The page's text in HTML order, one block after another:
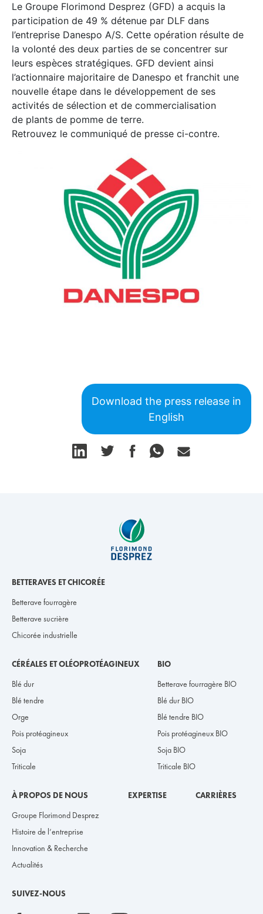
Le Groupe Florimond Desprez (GFD) a acquis la
participation de 49 % détenue par DLF dans
l’entreprise Danespo A/S. Cette opération résulte de
la volonté des deux parties de se concentrer sur
leurs espèces stratégiques. GFD devient ainsi
l’actionnaire majoritaire de Danespo et franchit une
nouvelle étape dans le développement de ses
activités de sélection et de commercialisation
de plants de pomme de terre.
Retrouvez le communiqué de presse ci-contre.
Download the press release in
English
BETTERAVES ET CHICORÉE
Betterave fourragère
Betterave sucrière
Chicorée industrielle
CÉRÉALES ET OLÉOPROTÉAGINEUX
Blé dur
Blé tendre
Orge
Pois protéagineux
Soja
Triticale
BIO
Betterave fourragère BIO
Blé dur BIO
Blé tendre BIO
Pois protéagineux BIO
Soja BIO
Triticale BIO
À PROPOS DE NOUS
Groupe Florimond Desprez
Histoire de l’entreprise
Innovation & Recherche
Actualités
EXPERTISE CARRIÈRES
SUIVEZ-NOUS